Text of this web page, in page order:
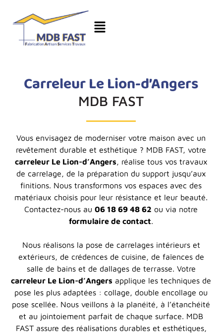
Carreleur Le Lion-d’Angers
MDB FAST
Vous envisagez de moderniser votre maison avec un
revêtement durable et esthétique ? MDB FAST, votre
carreleur Le Lion-d’Angers, réalise tous vos travaux
de carrelage, de la préparation du support jusqu’aux
finitions. Nous transformons vos espaces avec des
matériaux choisis pour leur résistance et leur beauté.
Contactez-nous au 06 18 69 48 62 ou via notre
formulaire de contact.
Nous réalisons la pose de carrelages intérieurs et
extérieurs, de crédences de cuisine, de faïences de
salle de bains et de dallages de terrasse. Votre
carreleur Le Lion-d’Angers applique les techniques de
pose les plus adaptées : collage, double encollage ou
pose scellée. Nous veillons à la planéité, à l’étanchéité
et au jointoiement parfait de chaque surface. MDB
FAST assure des réalisations durables et esthétiques,